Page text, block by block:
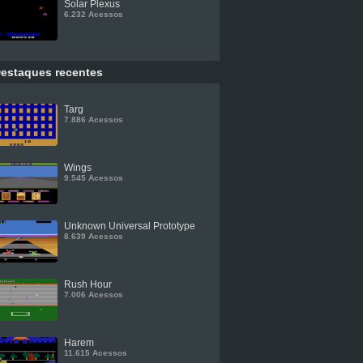
Solar Plexus
6.232 Acessos
recentes
Targ
7.886 Acessos
Wings
9.545 Acessos
Unknown Universal Prototype
8.639 Acessos
Rush Hour
7.006 Acessos
Harem
11.615 Acessos